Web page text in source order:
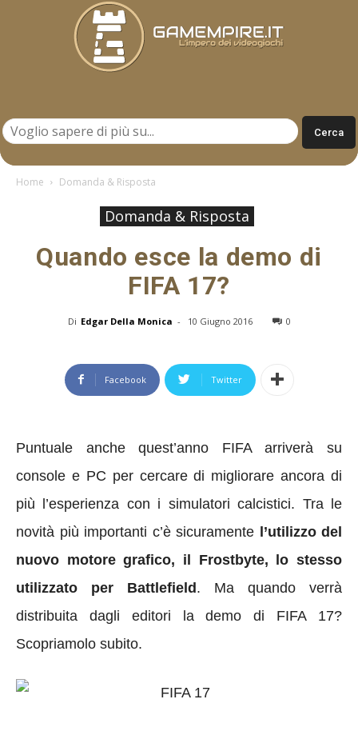
Home Domanda & Risposta
Domanda & Risposta
Quando esce la demo di
FIFA 17?
Di Edgar Della Monica - 10 Giugno 2016 0
Facebook Twitter
Puntuale anche quest’anno FIFA arriverà su
console e PC per cercare di migliorare ancora di
più l’esperienza con i simulatori calcistici. Tra le
novità più importanti c’è sicuramente l’utilizzo del
nuovo motore grafico, il Frostbyte, lo stesso
utilizzato per Battlefield. Ma quando verrà
distribuita dagli editori la demo di FIFA 17?
Scopriamolo subito.